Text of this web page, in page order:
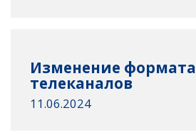
Изменение формата
телеканалов
11.06.2024